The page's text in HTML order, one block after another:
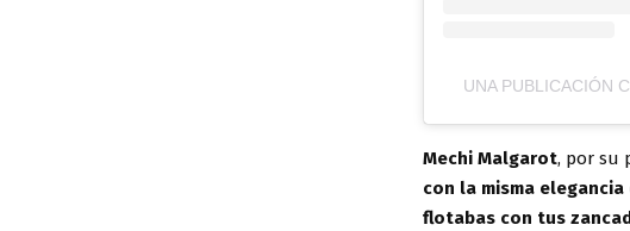
UNA PUBLICACIÓN
Mechi Malgarot, por su
con la misma
flotabas con tus